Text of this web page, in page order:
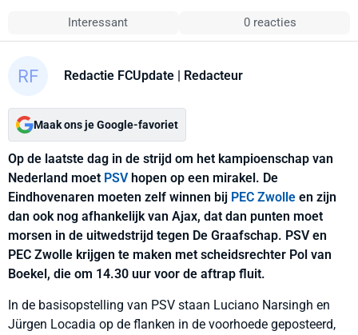
Interessant 0 reacties
Redactie FCUpdate | Redacteur
Maak ons je Google-favoriet
Op de laatste dag in de strijd om het kampioenschap van
Nederland moet PSVhopen op een mirakel. De
Eindhovenaren moeten zelf winnen bij PEC Zwolle en zijn
dan ook nog afhankelijk van Ajax, dat dan punten moet
morsen in de uitwedstrijd tegen De Graafschap. PSV en
PEC Zwolle krijgen te maken met scheidsrechter Pol van
Boekel, die om 14.30 uur voor de aftrap fluit.
In de basisopstelling van PSV staan Luciano Narsingh en
Jürgen Locadia op de flanken in de voorhoede geposteerd,